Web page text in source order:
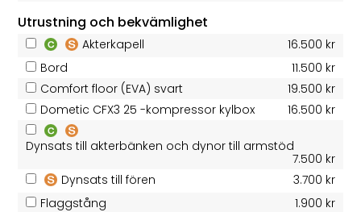
Utrustning och bekvämlighet
Akterkapell
16.500 kr
Bord
11.500 kr
Comfort floor (EVA) svart
19.500 kr
Dometic CFX3 25 -kompressor kylbox
16.500 kr
Dynsats till akterbänken och dynor till armstöd
7.500 kr
Dynsats till fören
3.700 kr
Flaggstång
1.900 kr